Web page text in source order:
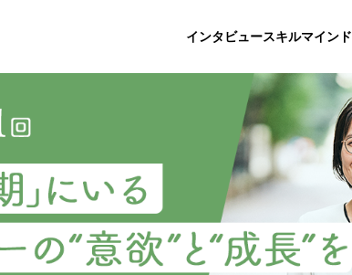
インタビュースキルマインド